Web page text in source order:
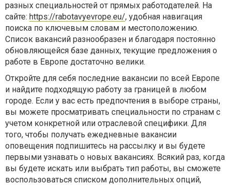
разных специальностей от прямых работодателей. На
сайте: https://rabotavyevrope.eu/, удобная навигация
поиска по ключевым словам и местоположению.
Список вакансий разнообразен и благодаря постоянно
обновляющейся базе данных, текущие предложения о
работе в Европе достаточно велики.
Откройте для себя последние вакансии по всей Европе
и найдите подходящую работу за границей в любом
городе. Если у вас есть предпочтения в выборе страны,
вы можете просматривать специальности по странам с
учетом конкретной или отраслевой специфики. Для
того, чтобы получать ежедневные вакансии
оповещения подпишитесь на рассылку и вы будете
первыми узнавать о новых вакансиях. Всякий раз, когда
вы будете искать или выбрать тип работы, вы сможете
воспользоваться списком дополнительных опций,